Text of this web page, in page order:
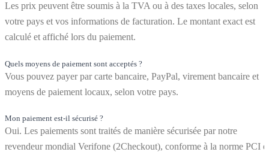
Les prix peuvent être soumis à la TVA ou à des taxes locales, selon
votre pays et vos informations de facturation. Le montant exact est
calculé et affiché lors du paiement.
Quels moyens de paiement sont acceptés ?
Vous pouvez payer par carte bancaire, PayPal, virement bancaire et
moyens de paiement locaux, selon votre pays.
Mon paiement est-il sécurisé ?
Oui. Les paiements sont traités de manière sécurisée par notre
revendeur mondial Verifone (2Checkout), conforme à la norme PCI et